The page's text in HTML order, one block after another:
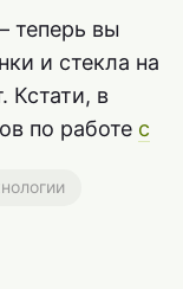
теперь вы
и стекла на
Кстати, в
по работе с